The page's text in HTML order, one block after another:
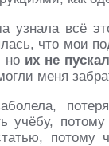
узнала всё
что мои
но их не
меня
учёбу,
потому